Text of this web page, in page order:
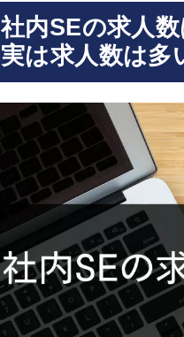
社内SEの求人
実は求人数は多